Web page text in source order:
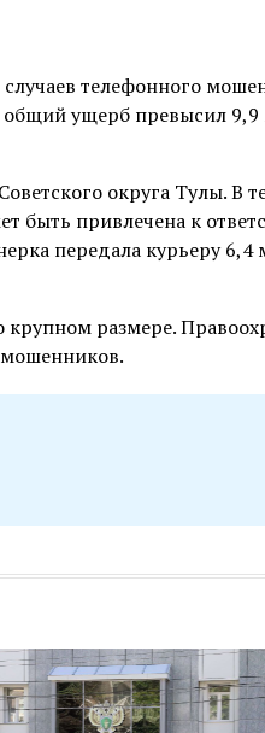
телефонного
общий ущерб превысил
округа Тулы. В
быть привлечена к
передала курьеру 6,4
размере.